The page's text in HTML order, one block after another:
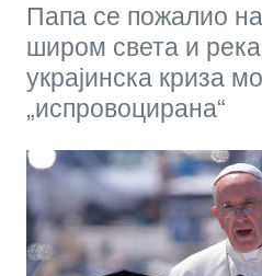
Папа се пожалио на
широм света и
украјинска криза
„испровоцирана“